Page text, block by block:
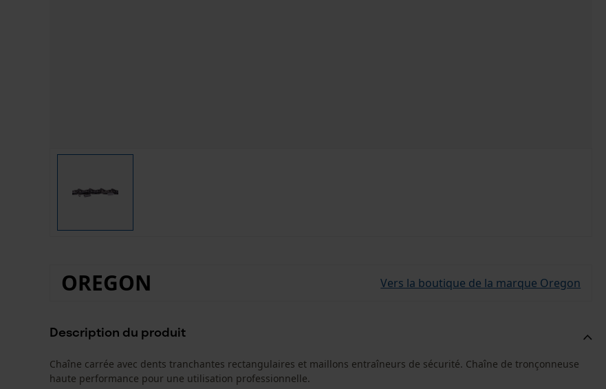
OREGON Vers la boutique de la marque Oregon
Description du produit
Chaîne carrée avec dents tranchantes rectangulaires et maillons entraîneurs de sécurité. Chaîne de tronçonneuse
haute performance pour une utilisation professionnelle.